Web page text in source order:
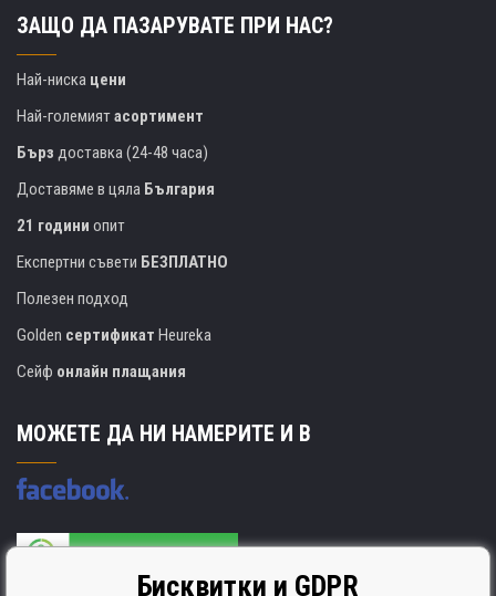
ЗАЩО ДА ПАЗАРУВАТЕ ПРИ НАС?
Най-ниска цени
Най-големиятасортимент
Бърз доставка (24-48 часа)
Доставяме в цяла България
21 години опит
Експертни съвети БЕЗПЛАТНО
Полезен подход
Golden сертификат Heureka
Сейф онлайн плащания
МОЖЕТЕ ДА НИ НАМЕРИТЕ И В
Бисквитки и GDPR